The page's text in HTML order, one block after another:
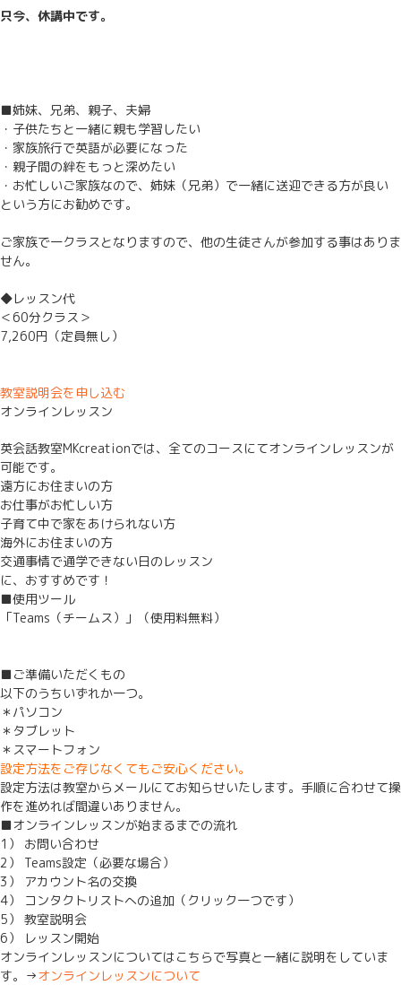
只今、休講中です。
■姉妹、兄弟、親子、夫婦
・子供たちと一緒に親も学習したい
・家族旅行で英語が必要になった
・親子間の絆をもっと深めたい
・お忙しいご家族なので、姉妹（兄弟）で一緒に送迎できる方が良い
という方にお勧めです。
ご家族で一クラスとなりますので、他の生徒さんが参加する事はありま
せん。
◆レッスン代
＜60分クラス＞
7,260円（定員無し）
教室説明会を申し込む
オンラインレッスン
英会話教室MKcreationでは、全てのコースにてオンラインレッスンが
可能です。
遠方にお住まいの方
お仕事がお忙しい方
子育て中で家をあけられない方
海外にお住まいの方
交通事情で通学できない日のレッスン
に、おすすめです！
■使用ツール
「Teams（チームス）」（使用料無料）
■ご準備いただくもの
以下のうちいずれか一つ。
＊パソコン
＊タブレット
＊スマートフォン
設定方法をご存じなくてもご安心ください。
設定方法は教室からメールにてお知らせいたします。手順に合わせて操
作を進めれば間違いありません。
■オンラインレッスンが始まるまでの流れ
1） お問い合わせ
2） Teams設定（必要な場合）
3） アカウント名の交換
4） コンタクトリストへの追加（クリック一つです）
5） 教室説明会
6） レッスン開始
オンラインレッスンについてはこちらで写真と一緒に説明をしていま
す。→オンラインレッスンについて